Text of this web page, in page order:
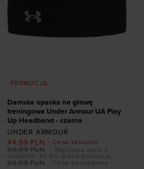
PROMOCJA
Damska opaska na głowę
treningowa Under Armour UA Play
Up Headband - czarna
UNDER ARMOUR
- Cena aktualna
44,99 PLN
- Cena początkowa
69,99 PLN
69,99 PLN
- Najniższa cena z
ostatnich 30 dni przed promocją